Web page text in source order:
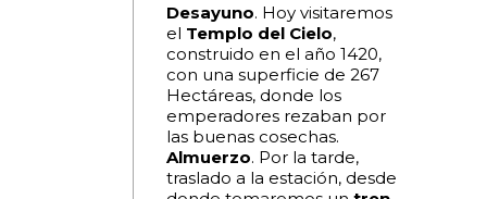
Desayuno. Hoy visitaremos
el Templo del Cielo,
construido en el año 1420,
con una superficie de 267
Hectáreas, donde los
emperadores rezaban por
las buenas cosechas.
Almuerzo. Por la tarde,
traslado a la estación, desde